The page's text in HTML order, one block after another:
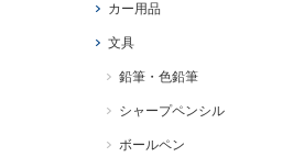
カー用品
文具
鉛筆・色鉛筆
シャープペンシル
ボールペン